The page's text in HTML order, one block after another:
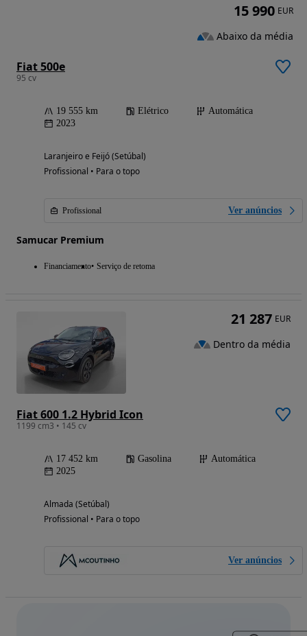
Fiat 500e
95 cv
19 555 km Elétrico
Automática
2023
Laranjeiro e Feijó (Setúbal)
Profissional • Para o topo
Profissional Ver anúncios
Samucar Premium
Financiamento Serviço de retoma
15 990 EUR
Abaixo da média
Fiat 600 1.2 Hybrid Icon
1199 cm3 • 145 cv
17 452 km Gasolina
Automática
2025
Almada (Setúbal)
Profissional • Para o topo
Ver anúncios
21 287 EUR
Dentro da média